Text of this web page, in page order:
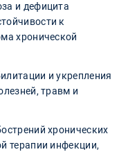
и дефицита
к
хронической
и укрепления
травм и
хронических
терапии инфекции,